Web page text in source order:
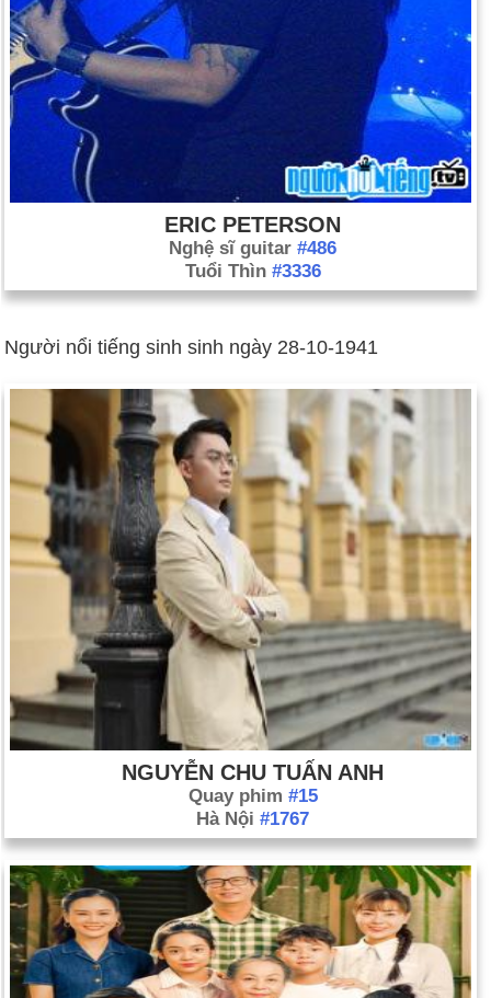
ERIC PETERSON
Nghệ sĩ guitar #486
Tuổi Thìn #3336
Người nổi tiếng sinh sinh ngày 28-10-1941
NGUYỄN CHU TUẤN ANH
Quay phim #15
Hà Nội #1767